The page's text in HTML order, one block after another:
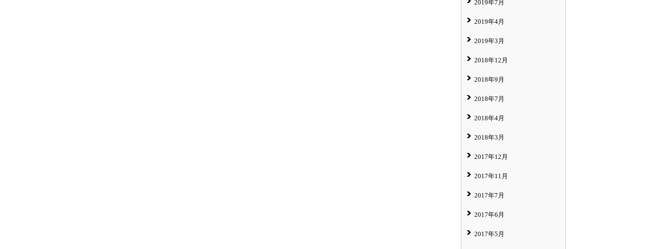
2019年7月
2019年4月
2019年3月
2018年12月
2018年9月
2018年7月
2018年4月
2018年3月
2017年12月
2017年11月
2017年7月
2017年6月
2017年5月